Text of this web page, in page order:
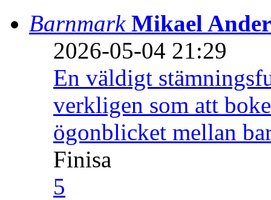
Barnmark Mikael
2026-05-04 21:29
En väldigt
verkligen som att
ögonblicket mellan
Finisa
5